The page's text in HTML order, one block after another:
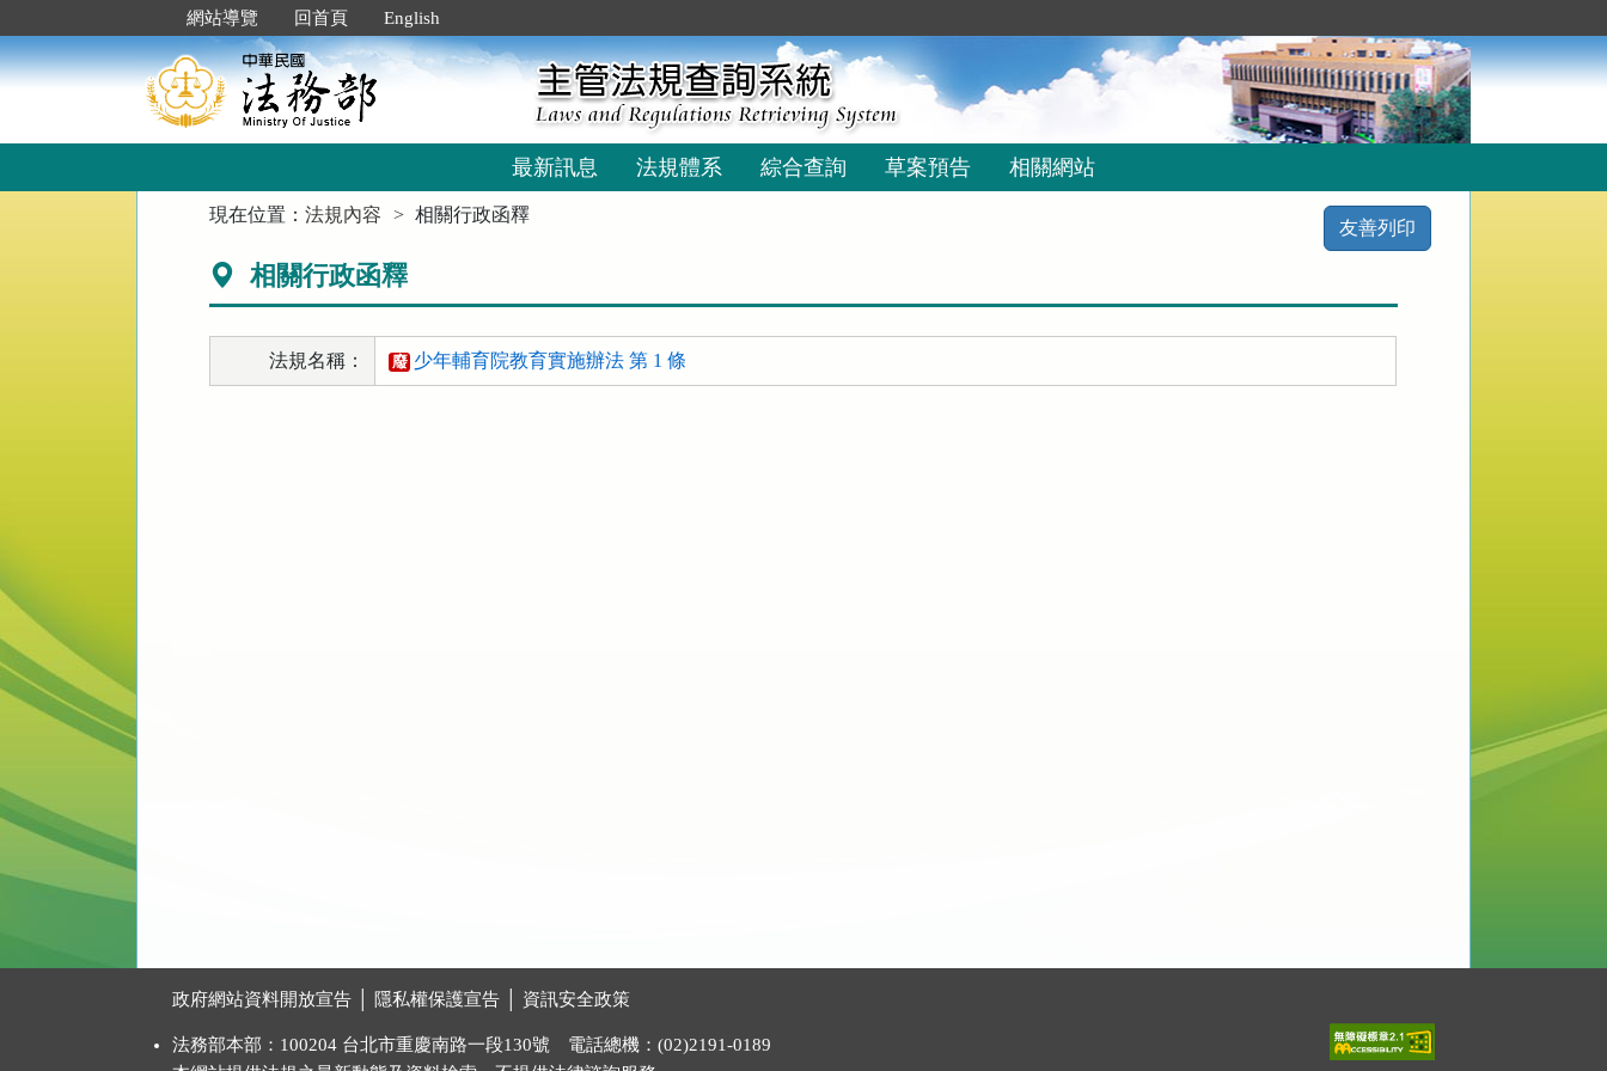
到
主
要
網站導覽 回首頁 English
最新訊息 法規體系 綜合查詢 草案預告 相關網站
現在位置：法規內容 相關行政函釋
友善列印
相關行政函釋
法規名稱： 廢 少年輔育院教育實施辦法 第 1 條
政府網站資料開放宣告 隱私權保護宣告 資訊安全政策
法務部本部：100204 台北市重慶南路一段130號 電話總機：(02)2191-0189